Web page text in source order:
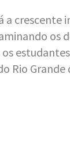
a
os
Rio